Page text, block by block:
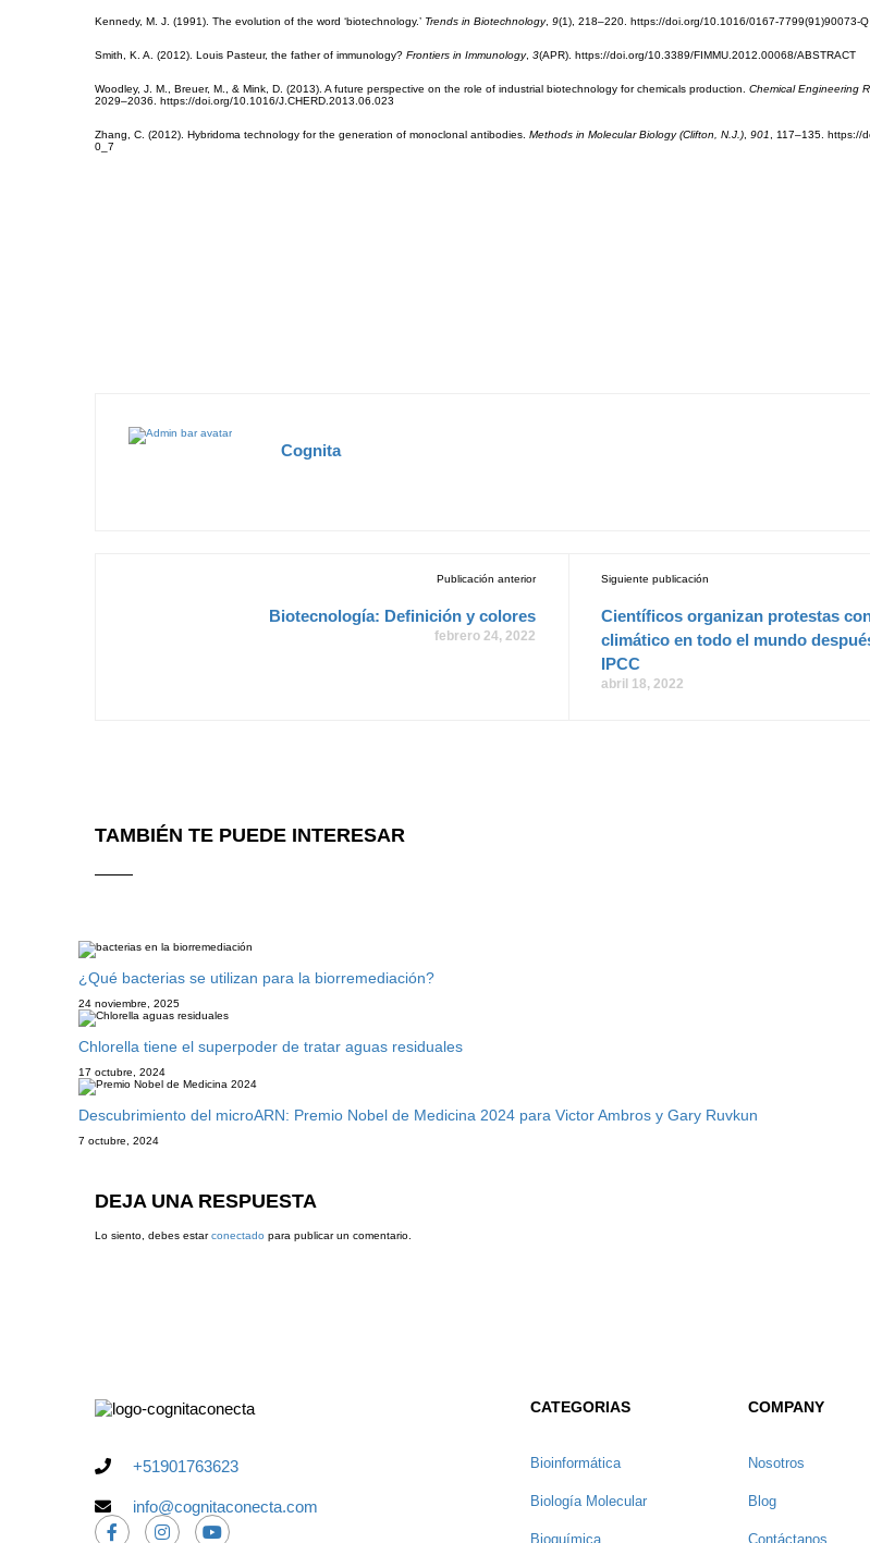
Kennedy, M. J. (1991). The evolution of the word ‘biotechnology.’ Trends in Biotechnology, 9(1), 218–220. https://doi.org/10.1016/0167-7799(91)90073-Q
Smith, K. A. (2012). Louis Pasteur, the father of immunology? Frontiers in Immunology, 3(APR). https://doi.org/10.3389/FIMMU.2012.00068/ABSTRACT
Woodley, J. M., Breuer, M., & Mink, D. (2013). A future perspective on the role of industrial biotechnology for chemicals production. Chemical Engineering
2029–2036. https://doi.org/10.1016/J.CHERD.2013.06.023
Zhang, C. (2012). Hybridoma technology for the generation of monoclonal antibodies. Methods in Molecular Biology (Clifton, N.J.) 901 , 117–135. https://
0_7
Cognita
Publicación anterior
Biotecnología: Definición y colores
febrero 24, 2022
Siguiente publicación
Científicos organizan protestas
climático en todo el mundo
IPCC
abril 18, 2022
TAMBIÉN TE PUEDE INTERESAR
¿Qué bacterias se utilizan para la biorremediación?
24 noviembre, 2025
Chlorella tiene el superpoder de tratar aguas residuales
17 octubre, 2024
Descubrimiento del microARN: Premio Nobel de Medicina 2024 para Victor Ambros y Gary Ruvkun
7 octubre, 2024
DEJA UNA RESPUESTA
Lo siento, debes estarconectado para publicar un comentario.
+51901763623
info@cognitaconecta.com
CATEGORIAS
Bioinformática
Biología Molecular
Bioquímica
COMPANY
Nosotros
Blog
Contáctanos